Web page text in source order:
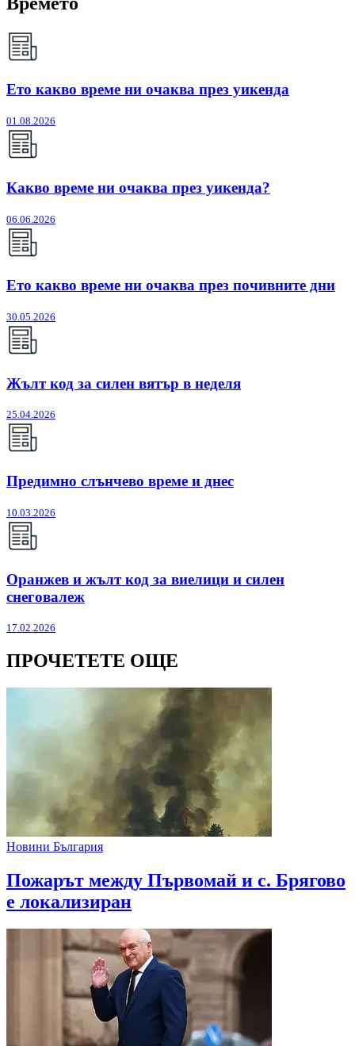
Ето какво време ни очаква през уикенда
01.08.2026
Какво време ни очаква през уикенда?
06.06.2026
Ето какво време ни очаква през почивните дни
30.05.2026
Жълт код за силен вятър в неделя
25.04.2026
Предимно слънчево време и днес
10.03.2026
Оранжев и жълт код за виелици и силен
снеговалеж
17.02.2026
ПРОЧЕТЕТЕ ОЩЕ
Новини България
Пожарът между Първомай и с. Брягово
е локализиран